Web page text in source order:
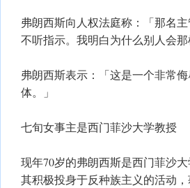
弗朗西斯向人权法庭称：「那名
不听指示。我明白为什么别人会那
弗朗西斯表示：「这是一个非常
体。」
七旬女事主是西门菲沙大学教授
现年70岁的弗朗西斯是西门菲沙
其积极投身于反种族主义的活动